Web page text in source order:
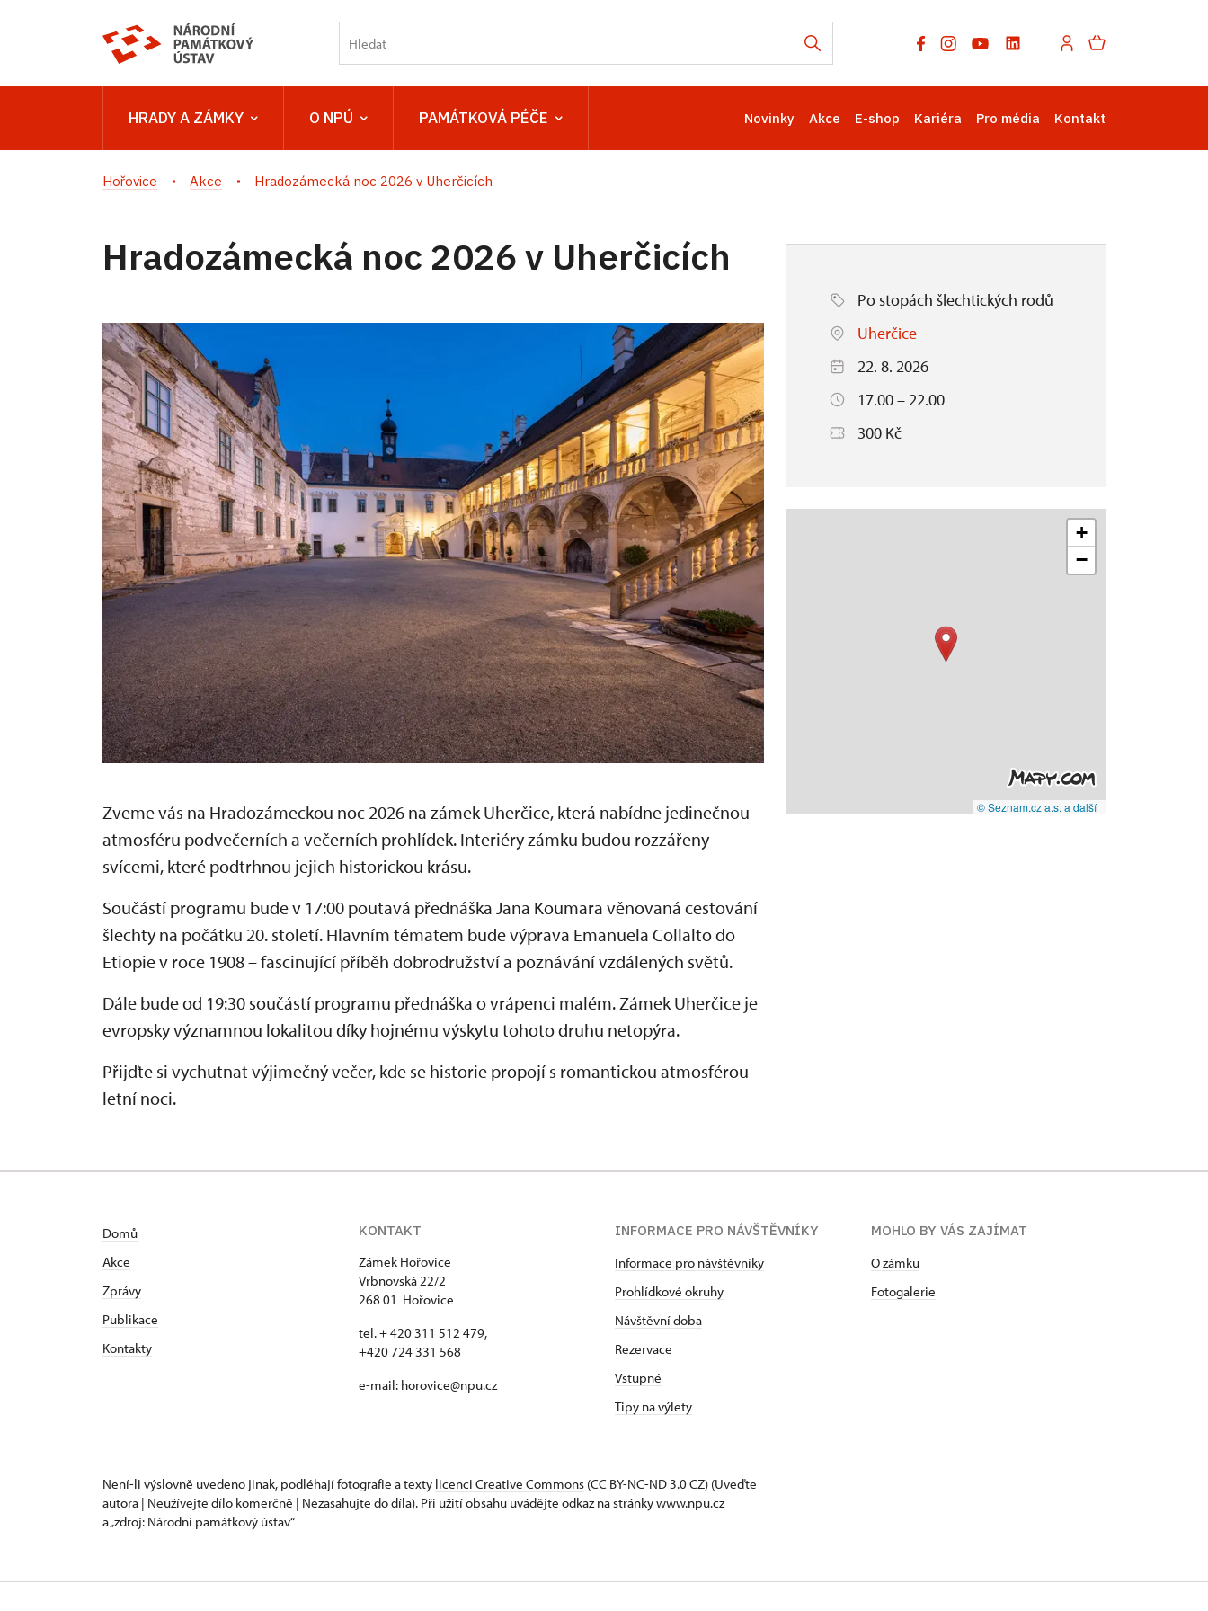
HRADY A ZÁMKY O NPÚ PAMÁTKOVÁ PÉČE Novinky Akce E-shop Kariéra Pro média Kontakt
Hořovice Akce Hradozámecká noc 2026 v Uherčicích
Hradozámecká noc 2026 v Uherčicích
Zveme vás na Hradozámeckou noc 2026 na zámek Uherčice, která nabídne jedinečnou
atmosféru podvečerních a večerních prohlídek. Interiéry zámku budou rozzářeny
svícemi, které podtrhnou jejich historickou krásu.
Součástí programu bude v 17:00 poutavá přednáška Jana Koumara věnovaná cestování
šlechty na počátku 20. století. Hlavním tématem bude výprava Emanuela Collalto do
Etiopie v roce 1908 – fascinující příběh dobrodružství a poznávání vzdálených světů.
Dále bude od 19:30 součástí programu přednáška o vrápenci malém. Zámek Uherčice je
evropsky významnou lokalitou díky hojnému výskytu tohoto druhu netopýra.
Přijďte si vychutnat výjimečný večer, kde se historie propojí s romantickou atmosférou
letní noci.
Po stopách šlechtických rodů
Uherčice
22. 8. 2026
17.00 – 22.00
300 Kč
+
−
© Seznam.cz a.s. a další
Domů
Akce
Zprávy
Publikace
Kontakty
KONTAKT
Zámek Hořovice
Vrbnovská 22/2
268 01 Hořovice
tel. + 420 311 512 479,
+420 724 331 568
e-mail: horovice@npu.cz
INFORMACE PRO NÁVŠTĚVNÍKY
Informace pro návštěvníky
Prohlídkové okruhy
Návštěvní doba
Rezervace
Vstupné
Tipy na výlety
MOHLO BY VÁS ZAJÍMAT
O zámku
Fotogalerie
Není-li výslovně uvedeno jinak, podléhají fotografie a texty licenci Creative Commons (CC BY-NC-ND 3.0 CZ) (Uveďte
autora | Neužívejte dílo komerčně | Nezasahujte do díla). Při užití obsahu uvádějte odkaz na stránky www.npu.cz
a „zdroj: Národní památkový ústav“